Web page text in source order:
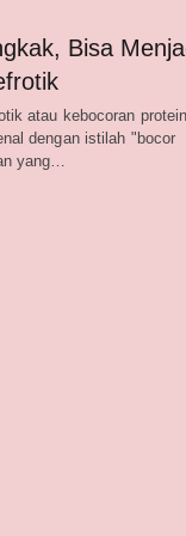
Bisa
atau kebocoran
dengan istilah "bocor
yang…